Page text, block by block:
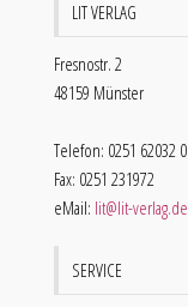
LIT VERLAG
Fresnostr. 2
48159 Münster
Telefon: 0251 62032 0
Fax: 0251 231972
eMail: lit@lit-verlag.de
SERVICE